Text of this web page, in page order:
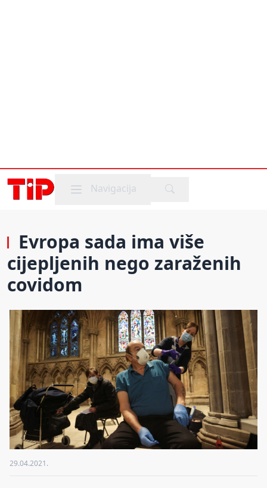
Mobile menu
Navigacija
Evropa sada ima više
cijepljenih nego zaraženih
covidom
29.04.2021.